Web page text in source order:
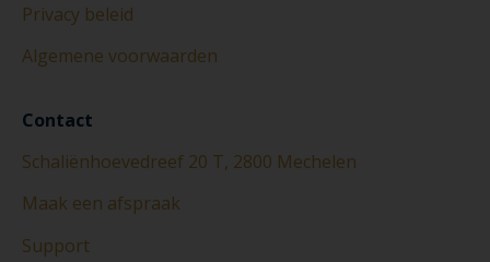
Privacy beleid
Algemene voorwaarden
Contact
Schaliënhoevedreef 20 T, 2800 Mechelen
Maak een afspraak
Support